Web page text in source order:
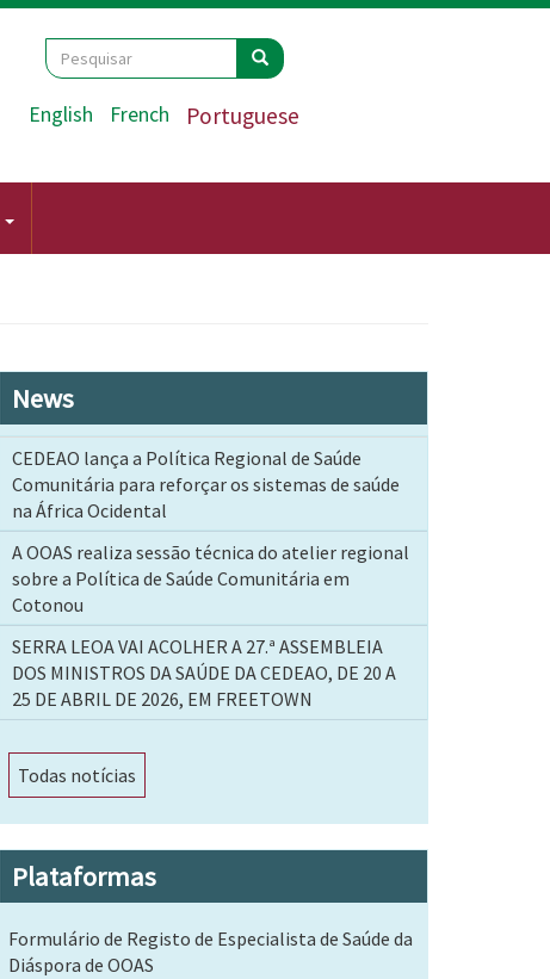
Search
Pesquisar Pesquisar
English French Portuguese
News
CEDEAO lança a Política Regional de Saúde
Comunitária para reforçar os sistemas de saúde
na África Ocidental
A OOAS realiza sessão técnica do atelier regional
sobre a Política de Saúde Comunitária em
Cotonou
SERRA LEOA VAI ACOLHER A 27.ª ASSEMBLEIA
DOS MINISTROS DA SAÚDE DA CEDEAO, DE 20 A
25 DE ABRIL DE 2026, EM FREETOWN
Todas notícias
Plataformas
Formulário de Registo de Especialista de Saúde da
Diáspora de OOAS